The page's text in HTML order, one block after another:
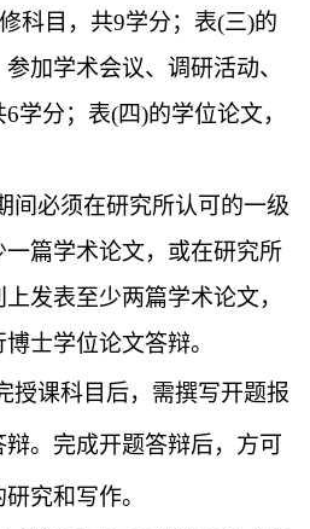
科目，共9学分；表(三)的
加学术会议、调研活动、
6学分；表(四)的学位论文，
间必须在研究所认可的一级
篇学术论文，或在研究所
发表至少两篇学术论文，
士学位论文答辩。
授课科目后，需撰写开题报
。完成开题答辩后，方可
究和写作。